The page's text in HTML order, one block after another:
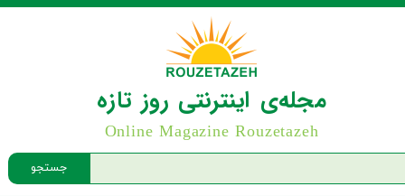
جستجو
مجله‌ی اینترنتی روز تازه
Online Magazine Rouzetazeh